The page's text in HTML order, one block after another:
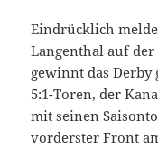
Eindrücklich
Langenthal auf der
gewinnt das Derby
5:1-Toren, der
mit seinen
vorderster Front